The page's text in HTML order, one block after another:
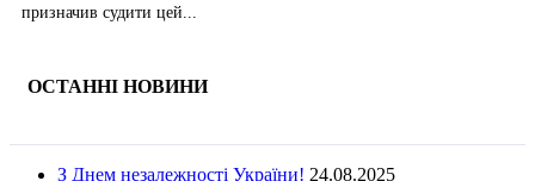
призначив судити цей...
ОСТАННІ НОВИНИ
З Днем незалежності України! 24.08.2025